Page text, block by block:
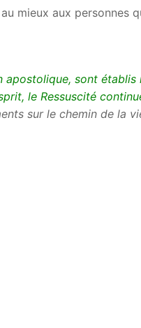
mieux aux personnes
sont
le Ressuscité
sur le chemin de la